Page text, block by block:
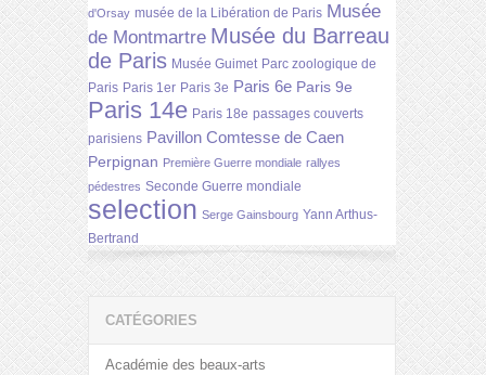
d'Orsay musée de la Libération de Paris Musée
de Montmartre Musée du Barreau
de Paris Musée Guimet Parc zoologique de
Paris Paris 1er Paris 3e Paris 6e Paris 9e
Paris 14e Paris 18e passages couverts
parisiens Pavillon Comtesse de Caen
Perpignan Première Guerre mondiale rallyes
pédestres Seconde Guerre mondiale
selection Serge Gainsbourg Yann Arthus-
Bertrand
CATÉGORIES
Académie des beaux-arts